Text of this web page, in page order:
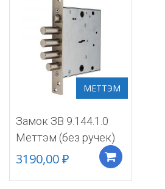
МЕТТЭМ
Замок ЗВ 9.144.1.0
Меттэм (без ручек)
3190,00₽